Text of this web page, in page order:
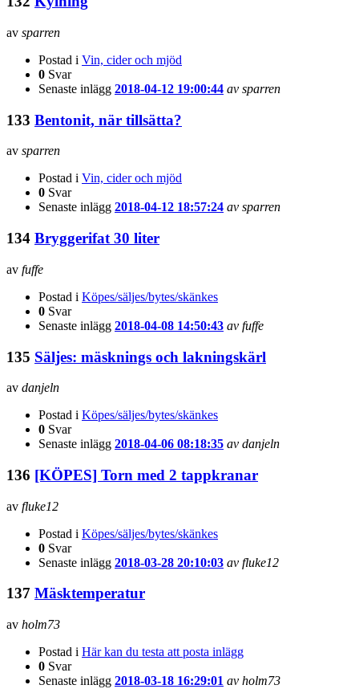
av sparren
Postad i Vin, cider och mjöd
0 Svar
Senaste inlägg 2018-04-12 19:00:44 av sparren
133 Bentonit, när tillsätta?
av sparren
Postad i Vin, cider och mjöd
0 Svar
Senaste inlägg 2018-04-12 18:57:24 av sparren
134 Bryggerifat 30 liter
av fuffe
Postad i Köpes/säljes/bytes/skänkes
0 Svar
Senaste inlägg 2018-04-08 14:50:43 av fuffe
135 Säljes: mäsknings och lakningskärl
av danjeln
Postad i Köpes/säljes/bytes/skänkes
0 Svar
Senaste inlägg 2018-04-06 08:18:35 av danjeln
136 [KÖPES] Torn med 2 tappkranar
av fluke12
Postad i Köpes/säljes/bytes/skänkes
0 Svar
Senaste inlägg 2018-03-28 20:10:03 av fluke12
137 Mäsktemperatur
av holm73
Postad i Här kan du testa att posta inlägg
0 Svar
Senaste inlägg 2018-03-18 16:29:01 av holm73